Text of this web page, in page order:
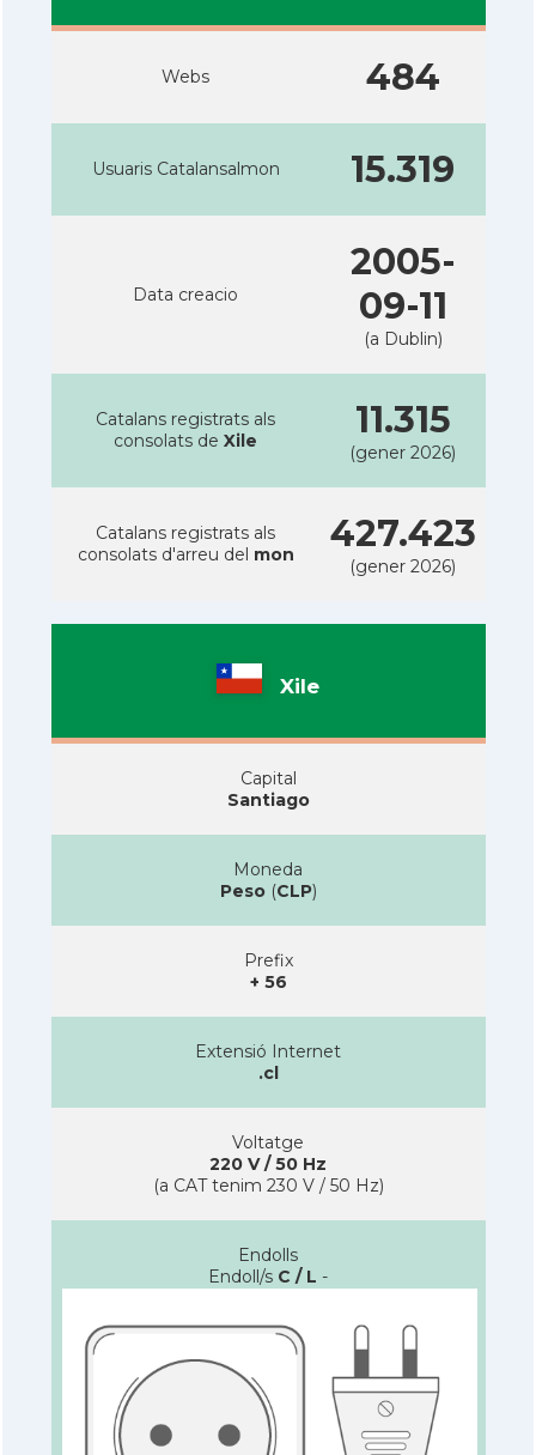
Webs 484
Usuaris Catalansalmon 15.319
Data creacio
2005-
09-11
(a Dublin)
Catalans registrats als
consolats de Xile 11.315
(gener 2026)
Catalans registrats als
consolats d'arreu del mon 427.423
(gener 2026)
Xile
Capital
Santiago
Moneda
Peso(CLP)
Prefix
+ 56
Extensió Internet
.cl
Voltatge
220 V / 50 Hz
(a CAT tenim 230 V / 50 Hz)
Endolls
Endoll/s C / L -